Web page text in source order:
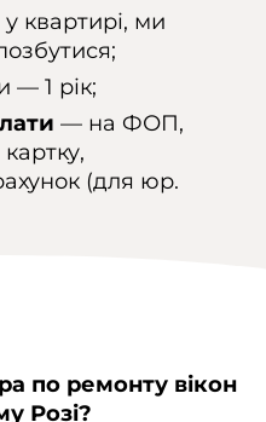
квартирі, ми
— 1 рік;
— на ФОП,
(для юр.
по ремонту вікон
Розі?